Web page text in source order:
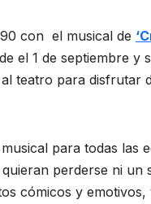
con el musical de
el 1 de septiembre y
teatro para disfrutar
para todas las
perderse ni un
cómicos y